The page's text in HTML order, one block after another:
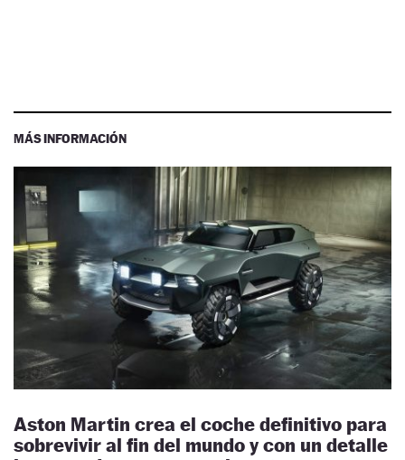
MÁS INFORMACIÓN
Aston Martin crea el coche definitivo para
sobrevivir al fin del mundo y con un detalle